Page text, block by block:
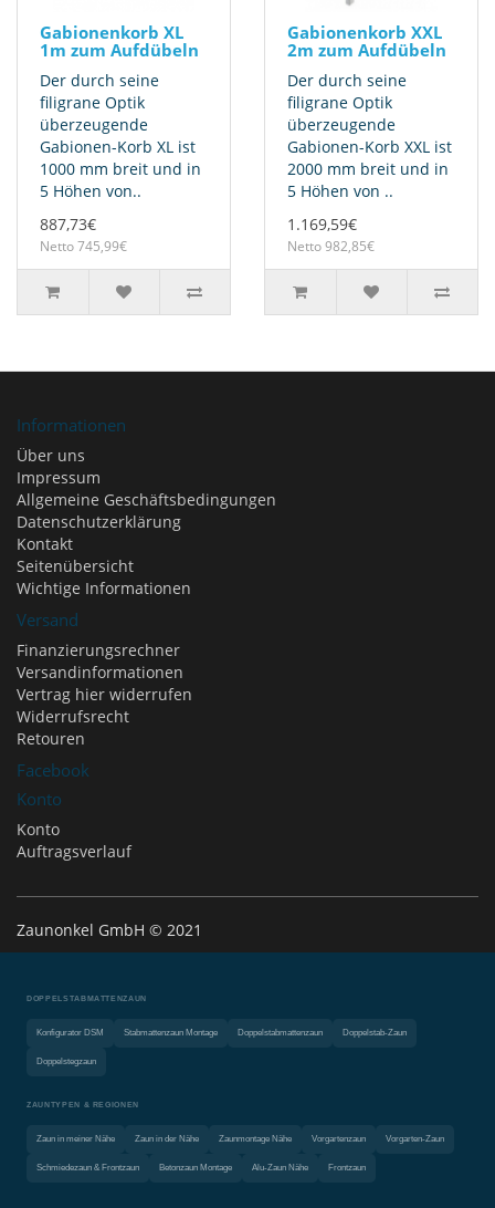
Gabionenkorb XL
1m zum Aufdübeln
Der durch seine
filigrane Optik
überzeugende
Gabionen-Korb XL ist
1000 mm breit und in
5 Höhen von..
887,73€
Netto 745,99€
Gabionenkorb XXL
2m zum Aufdübeln
Der durch seine
filigrane Optik
überzeugende
Gabionen-Korb XXL ist
2000 mm breit und in
5 Höhen von ..
1.169,59€
Netto 982,85€
Informationen
Über uns
Impressum
Allgemeine Geschäftsbedingungen
Datenschutzerklärung
Kontakt
Seitenübersicht
Wichtige Informationen
Versand
Finanzierungsrechner
Versandinformationen
Vertrag hier widerrufen
Widerrufsrecht
Retouren
Facebook
Konto
Konto
Auftragsverlauf
Zaunonkel GmbH © 2021
DOPPELSTABMATTENZAUN
Konfigurator DSM Stabmattenzaun Montage Doppelstabmattenzaun Doppelstab-Zaun
Doppelstegzaun
ZAUNTYPEN & REGIONEN
Zaun in meiner Nähe Zaun in der Nähe Zaunmontage Nähe Vorgartenzaun Vorgarten-Zaun
Schmiedezaun & Frontzaun Betonzaun Montage Alu-Zaun Nähe Frontzaun